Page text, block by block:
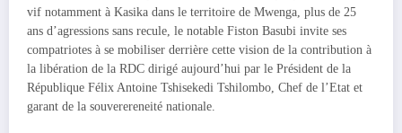
vif notamment à Kasika dans le territoire de Mwenga, plus de 25
ans d’agressions sans recule, le notable Fiston Basubi invite ses
compatriotes à se mobiliser derrière cette vision de la contribution à
la libération de la RDC dirigé aujourd’hui par le Président de la
République Félix Antoine Tshisekedi Tshilombo, Chef de l’Etat et
garant de la souverereneité nationale.